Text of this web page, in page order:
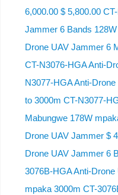
6,000.00 $ 5,800.00
Jammer 6 Bands
Drone UAV Jammer 6
CT-N3076-HGA ​​Anti-
N3077-HGA Anti-
to 3000m CT-N3077-
Mabungwe 178W
Drone UAV Jammer $
Drone UAV Jammer 6
3076B-HGA Anti-
mpaka 3000m CT-